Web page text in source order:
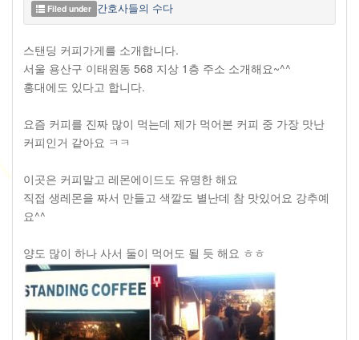
Filed under 간호사들의 수다
스탠딩 커피가게를 소개합니다.
서울 용산구 이태원동 568 지상 1층 주소 소개해요~^^
홍대에도 있다고 합니다.
요즘 커피를 진짜 많이 먹는데 제가 먹어본 커피 중 가장 맛난
커피인거 같아요 ㅋㅋ
이곳은 커피말고 레몬에이드도 유명한 해요
직접 생레몬을 짜서 만들고 색깔도 별난데 참 맛있어요 강추예
요^^
양도 많이 하나 사서 둘이 먹어도 될 듯 해요 ㅎㅎ